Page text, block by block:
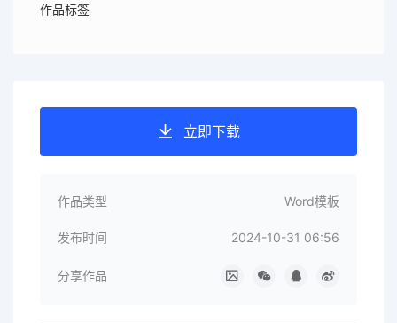
作品标签
立即下载
作品类型 Word模板
发布时间 2024-10-31 06:56
分享作品